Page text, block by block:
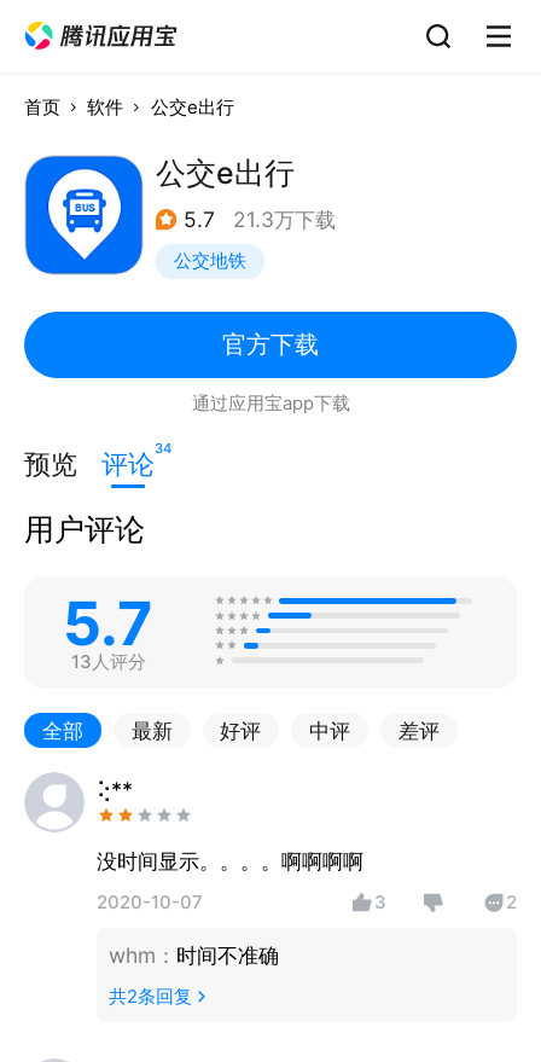
首页 软件 公交e出行
公交e出行
5.7 21.3万下载
公交地铁
官方下载
通过应用宝app下载
预览 评论34
用户评论
5.7
13人评分
全部 最新 好评 中评 差评
⢕**
没时间显示。。。。啊啊啊啊
2020-10-07 3 2
whm ： 时间不准确
共2条回复